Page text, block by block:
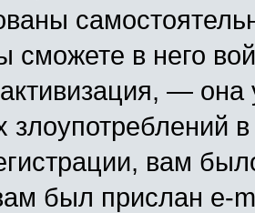
сможете в него
—
злоупотреблений
вам
был прислан e-